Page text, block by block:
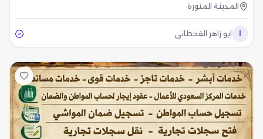
المدينة المنورة
ابو زاهر القحطاني